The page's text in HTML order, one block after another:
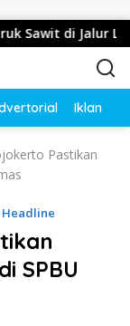
di Jalur Lintas
Iklan
Pastikan
Headline
SPBU